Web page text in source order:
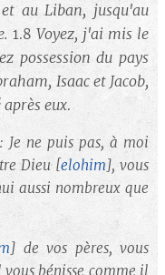
au Liban, jusqu'au
1.8 Voyez, j'ai mis le
possession du pays
Isaac et Jacob,
eux.
Je ne puis pas, à moi
Dieu [elohim], vous
aussi nombreux que
] de vos pères, vous
bénisse comme il